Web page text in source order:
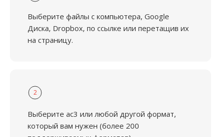
Выберите файлы с компьютера, Google
Диска, Dropbox, по ссылке или перетащив их
на страницу.
2
Выберите ac3 или любой другой формат,
который вам нужен (более 200